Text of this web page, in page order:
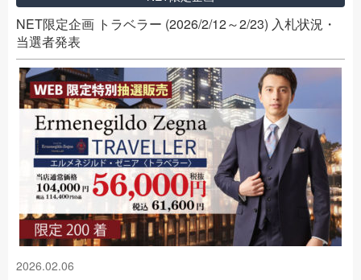
NET限定企画 トラベラー (2026/2/12～2/23) 入札状況・
当選者発表
2026.02.06